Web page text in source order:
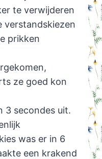
te verwijderen
verstandskiezen
prikken
ze goed kon
3 secondes uit.
was er in 6
een krakend